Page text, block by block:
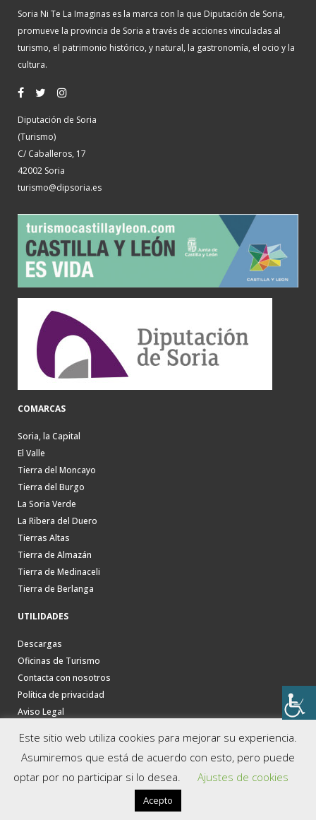
Soria Ni Te La Imaginas es la marca con la que Diputación de Soria,
promueve la provincia de Soria a través de acciones vinculadas al
turismo, el patrimonio histórico, y natural, la gastronomía, el ocio y la
cultura.
Diputación de Soria
(Turismo)
C/ Caballeros, 17
42002 Soria
turismo@dipsoria.es
COMARCAS
Soria, la Capital
El Valle
Tierra del Moncayo
Tierra del Burgo
La Soria Verde
La Ribera del Duero
Tierras Altas
Tierra de Almazán
Tierra de Medinaceli
Tierra de Berlanga
UTILIDADES
Descargas
Oficinas de Turismo
Contacta con nosotros
Política de privacidad
Aviso Legal
Este sitio web utiliza cookies para mejorar su experiencia.
Asumiremos que está de acuerdo con esto, pero puede
optar por no participar si lo desea.
Ajustes de cookies
Acepto